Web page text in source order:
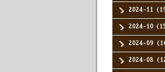
2024-11（19
2024-10（15
2024-09（
2024-08（12